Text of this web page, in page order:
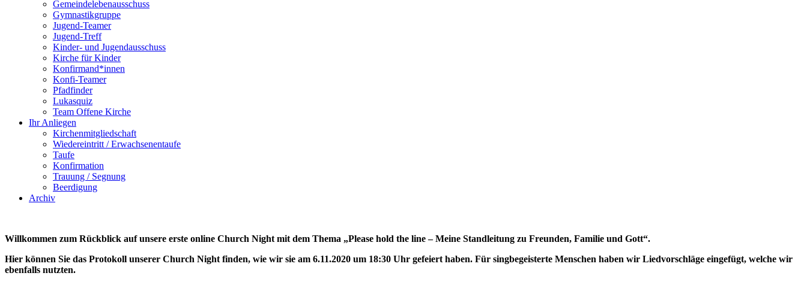
Gemeindelebenausschuss
Gymnastikgruppe
Jugend-Teamer
Jugend-Treff
Kinder- und Jugendausschuss
Kirche für Kinder
Konfirmand*innen
Konfi-Teamer
Pfadfinder
Lukasquiz
Team Offene Kirche
Ihr Anliegen
Kirchenmitgliedschaft
Wiedereintritt / Erwachsenentaufe
Taufe
Konfirmation
Trauung / Segnung
Beerdigung
Archiv
Willkommen zum Rückblick auf unsere erste online Church Night mit dem Thema „Please hold the line – Meine Standleitung zu Freunden, Familie und Gott“.
Hier können Sie das Protokoll unserer Church Night finden, wie wir sie am 6.11.2020 um 18:30 Uhr gefeiert haben. Für singbegeisterte Menschen haben wir Liedvorschläge eingefügt, welche wir
ebenfalls nutzten.